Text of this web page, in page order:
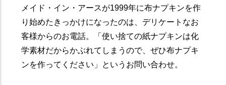
メイド・イン・アースが1999年に布ナプキンを作
り始めたきっかけになったのは、デリケートなお
客様からのお電話。「使い捨ての紙ナプキンは化
学素材だからかぶれてしまうので、ぜひ布ナプキ
ンを作ってください」というお問い合わせ。